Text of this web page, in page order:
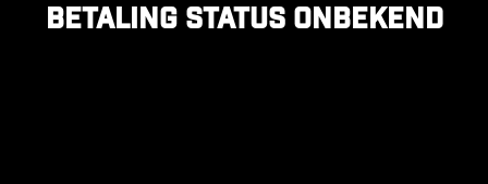
Betaling status onbekend